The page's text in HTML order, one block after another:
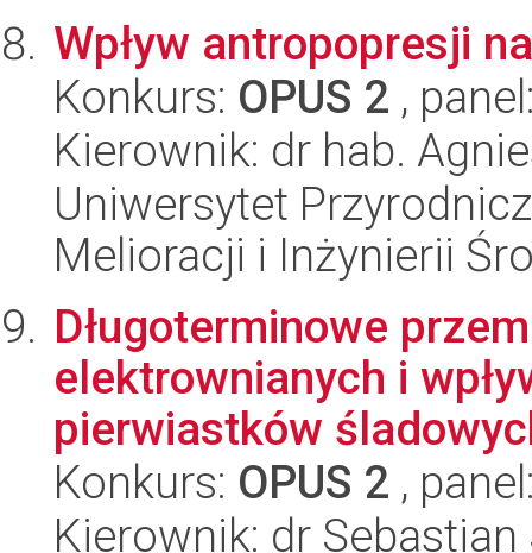
Wpływ antropopresji
Konkurs: OPUS 2 ,
Kierownik: dr hab.
Uniwersytet
Melioracji i Inżynierii
Długoterminowe
elektrownianych i
pierwiastków
Konkurs: OPUS 2 ,
Kierownik: dr